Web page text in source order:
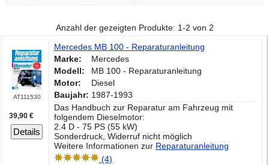
Anzahl der gezeigten Produkte: 1-2 von 2
AT111530
39,90 €
Details
Mercedes MB 100 - Reparaturanleitung
Marke:
Mercedes
Modell:
MB 100 - Reparaturanleitung
Motor:
Diesel
Baujahr: 1987-1993
Das Handbuch zur Reparatur am Fahrzeug mit
folgendem Dieselmotor:
2.4 D - 75 PS (55 kW)
Sonderdruck, Widerruf nicht möglich
Weitere Informationen zur Reparaturanleitung
(4)